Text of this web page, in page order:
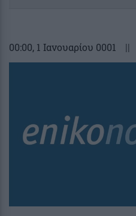
00:00, 1 Ιανουαρίου 0001 ||